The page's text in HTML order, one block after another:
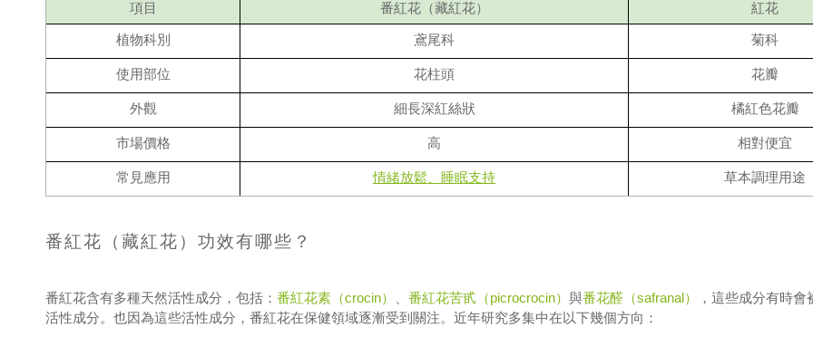
項目 番紅花（藏紅花） 紅花
植物科別 鳶尾科 菊科
使用部位 花柱頭 花瓣
外觀 細長深紅絲狀 橘紅色花瓣
市場價格 高 相對便宜
常見應用 情緒放鬆、睡眠支持 草本調理用途
番紅花（藏紅花）功效有哪些？
番紅花含有多種天然活性成分，包括： 番紅花素（crocin） 番紅花苦甙（picrocrocin） 與番花醛（safranal）
，這些成分有時
活性成分。也因為這些活性成分，番紅花在保健領域逐漸受到關注。近年研究多集中在以下幾個方向：